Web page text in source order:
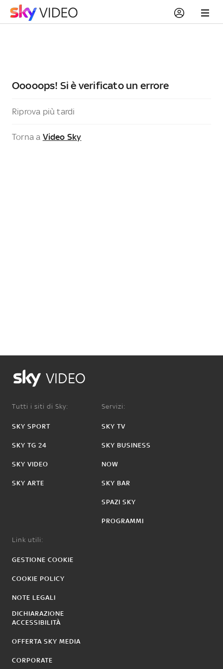
Ooooops! Si è verificato un errore
Riprova più tardi
Torna a Video Sky
VIDEO
Tutti i siti di Sky:
SKY SPORT
SKY TG 24
SKY VIDEO
SKY ARTE
Servizi:
SKY TV
SKY BUSINESS
NOW
SKY BAR
SPAZI SKY
PROGRAMMI
Link utili:
GESTIONE COOKIE
COOKIE POLICY
NOTE LEGALI
DICHIARAZIONE
ACCESSIBILITÀ
OFFERTA SKY MEDIA
CORPORATE